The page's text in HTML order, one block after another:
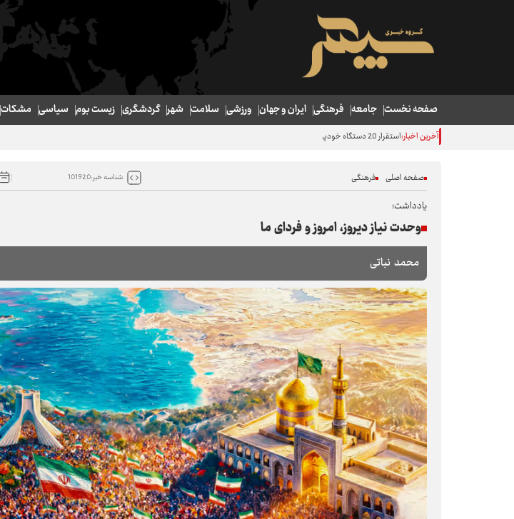
صفحه نخست جامعه فرهنگی ایران و جهان ورزشی سلامت شهر گردشگری زیست بوم سیاسی مشکات
آخرین اخبار:استقرار 20 دستگاه خودپرداز و 5 بانک در مرز خسروی
صفحه اصلی فرهنگی شناسه خبر:101920
یادداشت؛
وحدت نیاز دیروز، امروز و فردای ما
محمد نباتی